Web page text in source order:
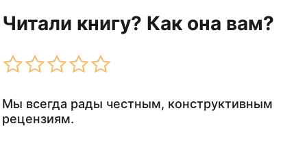
Читали книгу? Как она вам?
Мы всегда рады честным, конструктивным
рецензиям.